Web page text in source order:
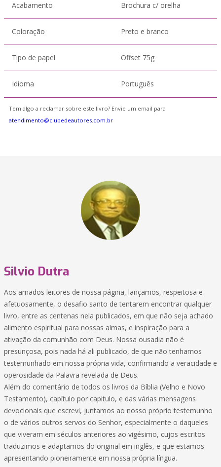
Acabamento Brochura c/ orelha
Coloração Preto e branco
Tipo de papel Offset 75g
Idioma Português
Tem algo a reclamar sobre este livro? Envie um email para
atendimento@clubedeautores.com.br
Silvio Dutra
Aos amados leitores de nossa página, lançamos, respeitosa e
afetuosamente, o desafio santo de tentarem encontrar qualquer
livro, entre as centenas nela publicados, em que não seja achado
alimento espiritual para nossas almas, e inspiração para a
ativação da comunhão com Deus. Nossa ousadia não é
presunçosa, pois nada há ali publicado, de que não tenhamos
testemunhado em nossa própria vida, confirmando a veracidade e
operosidade da Palavra revelada de Deus.
Além do comentário de todos os livros da Bíblia (Velho e Novo
Testamento), capítulo por capitulo, e das várias mensagens
devocionais que escrevi, juntamos ao nosso próprio testemunho
o de vários outros servos do Senhor, especialmente o daqueles
que viveram em séculos anteriores ao vigésimo, cujos escritos
traduzimos e adaptamos do original em inglês, e que estamos
apresentando pioneiramente em nossa própria língua.